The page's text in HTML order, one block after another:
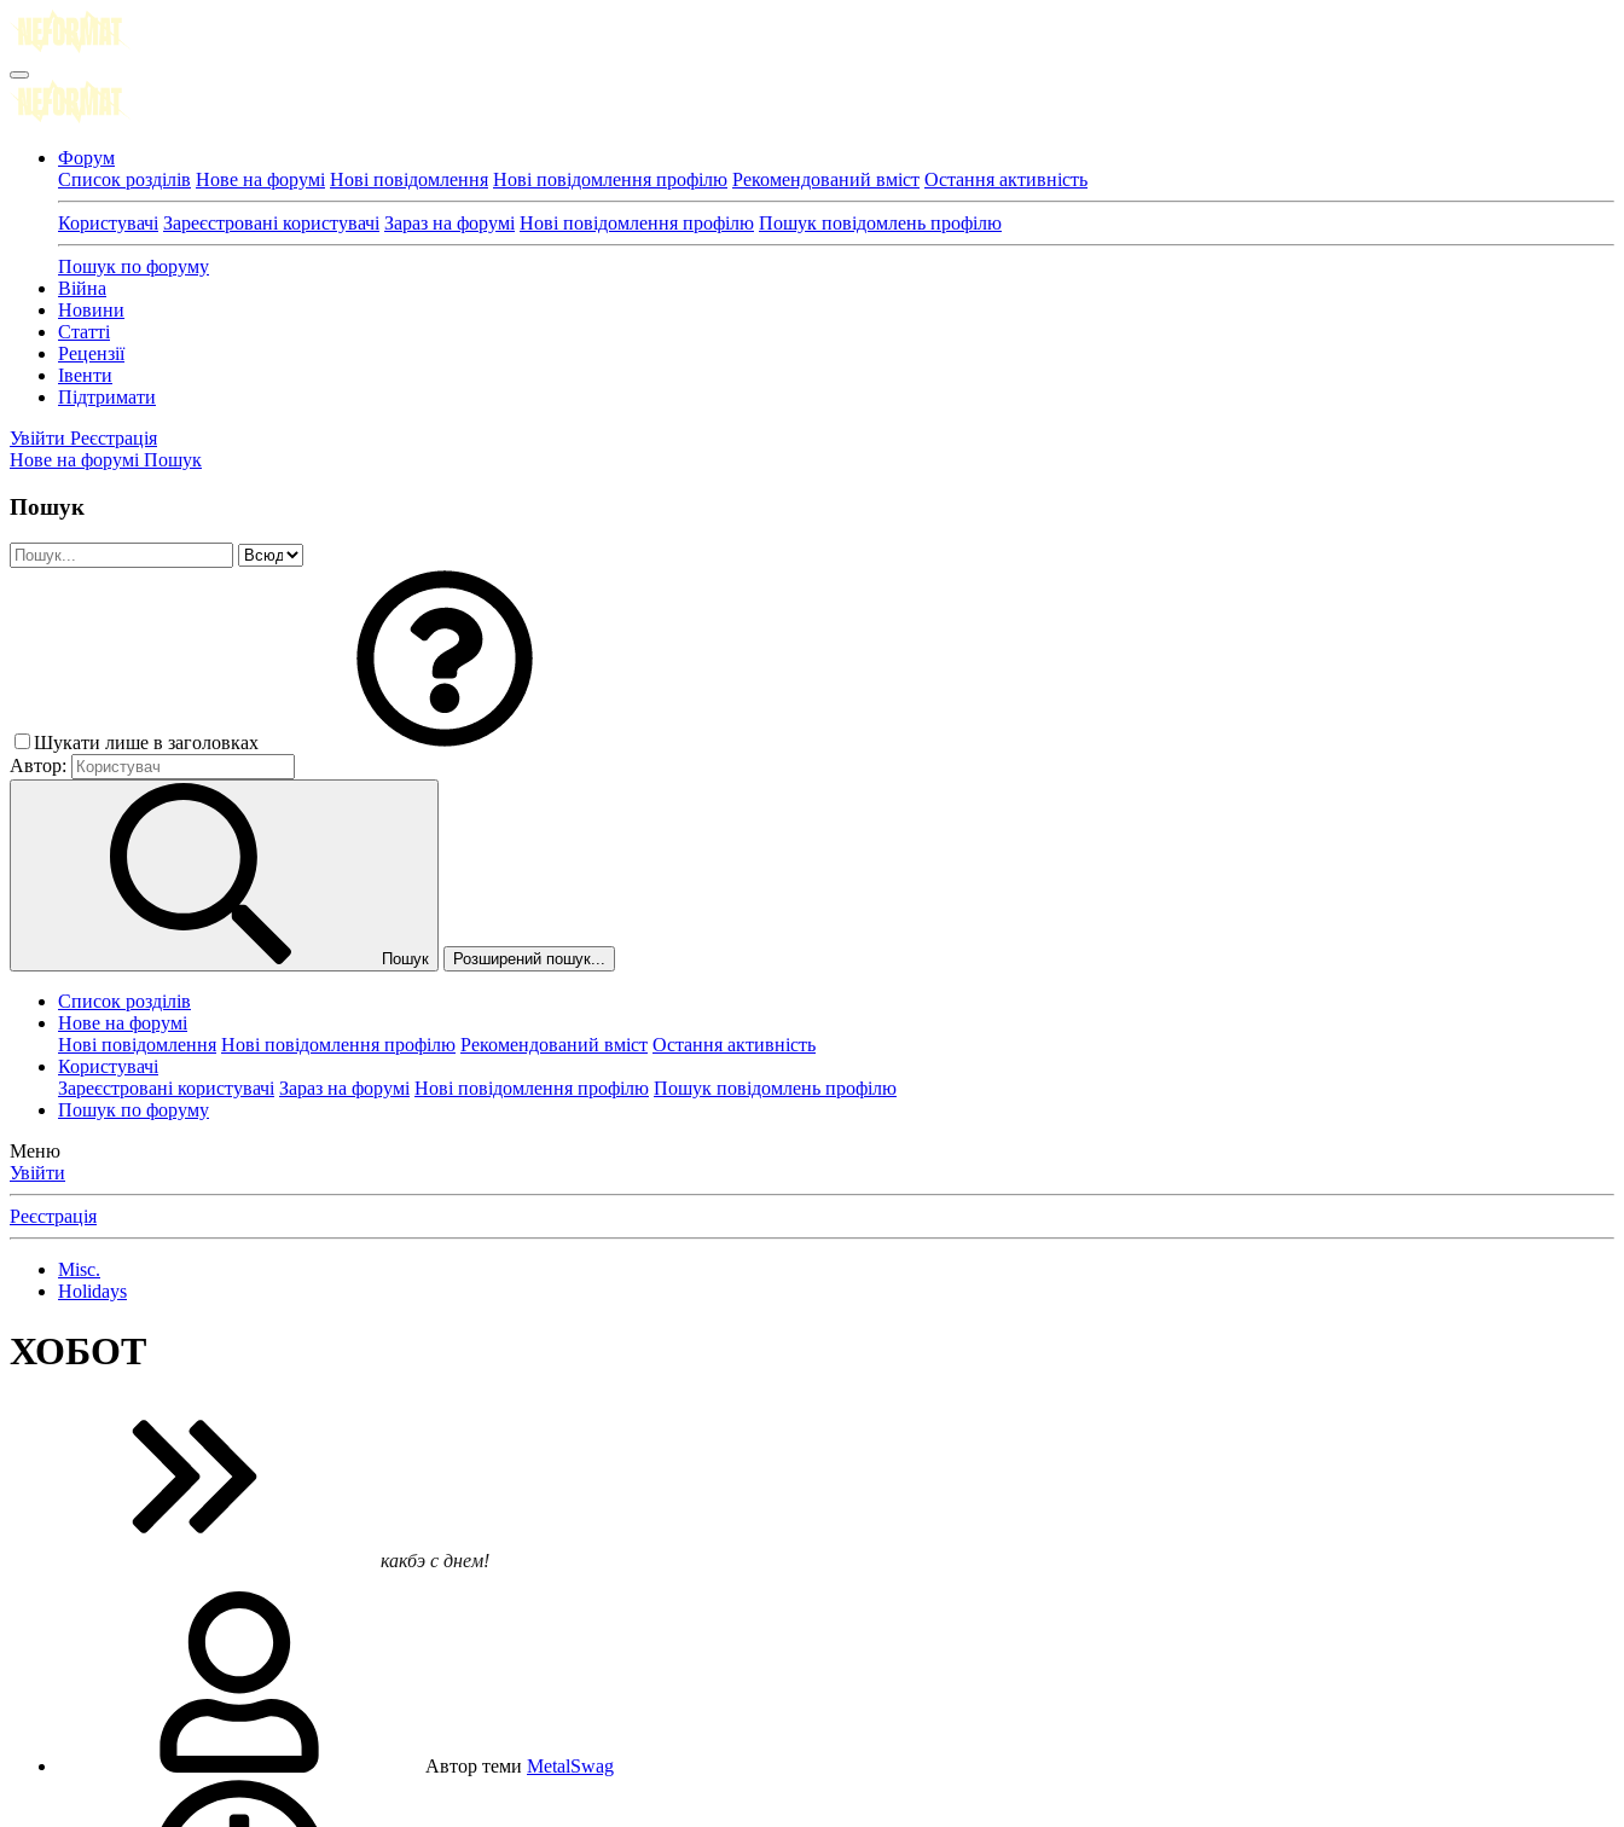
Форум
Список розділів Нове на форумі Нові повідомлення Нові повідомлення профілю Рекомендований вміст Остання активність
Користувачі Зареєстровані користувачі Зараз на форумі Нові повідомлення профілю Пошук повідомлень профілю
Пошук по форуму
Війна
Новини
Статті
Рецензії
Івенти
Підтримати
Увійти Реєстрація
Нове на форумі Пошук
Пошук
Шукати лише в заголовках
Автор:
Пошук Розширений пошук...
Список розділів
Нове на форумі
Нові повідомлення Нові повідомлення профілю Рекомендований вміст Остання активність
Користувачі
Зареєстровані користувачі Зараз на форумі Нові повідомлення профілю Пошук повідомлень профілю
Пошук по форуму
Меню
Увійти
Реєстрація
Misc.
Holidays
ХОБОТ
какбэ с днем!
Автор теми MetalSwag